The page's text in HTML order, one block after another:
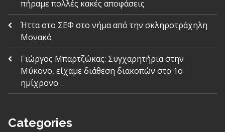
πήραμε πολλές κακές αποφάσεις
Ήττα στο ΣΕΦ στο νήμα από την σκληροτράχηλη
Μονακό
Γιώργος Μπαρτζώκας: Συγχαρητήρια στην
Μύκονο, είχαμε διάθεση διακοπών στο 1ο
ημίχρονο…
Categories